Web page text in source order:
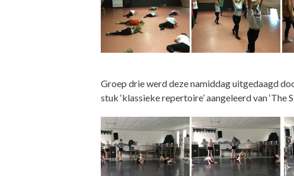
Groep drie werd deze namiddag uitgedaagd
stuk ‘klassieke repertoire’ aangeleerd van ‘The